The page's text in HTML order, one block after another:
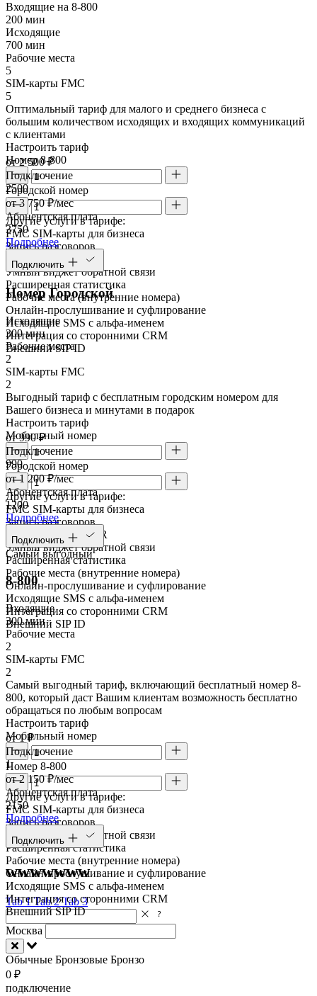
Входящие на 8-800
200 мин
Исходящие
700 мин
Рабочие места
5
SIM-карты FMC
5
Оптимальный тариф для малого и среднего бизнеса с
большим количеством исходящих и входящих коммуникаций
с клиентами
Настроить тариф
Номер 8-800
Городской номер
Другие услуги в тарифе:
FMC SIM-карты для бизнеса
Запись разговоров
Речевая аналитика
Умный виджет обратной связи
Расширенная статистика
Рабочие места (внутренние номера)
Онлайн-прослушивание и суфлирование
Исходящие SMS с альфа-именем
Интеграция со сторонними CRM
Внешний SIP ID
от 2 500 ₽
Подключение
2500
от 3 750 ₽/мес
Абонентская плата
3750
Подробнее
Подключить
Номер Городской
Исходящие
300 мин
Рабочие места
2
SIM-карты FMC
2
Выгодный тариф с бесплатным городским номером для
Вашего бизнеса и минутами в подарок
Настроить тариф
Мобильный номер
Городской номер
Другие услуги в тарифе:
FMC SIM-карты для бизнеса
Запись разговоров
Голосовое меню IVR
Умный виджет обратной связи
Расширенная статистика
Рабочие места (внутренние номера)
Онлайн-прослушивание и суфлирование
Исходящие SMS с альфа-именем
Интеграция со сторонними CRM
Внешний SIP ID
от 990 ₽
Подключение
990
от 1 200 ₽/мес
Абонентская плата
1200
Подробнее
Подключить
Самый выгодный
8-800
Входящие
300 мин
Рабочие места
2
SIM-карты FMC
2
Самый выгодный тариф, включающий бесплатный номер 8-
800, который даст Вашим клиентам возможность бесплатно
обращаться по любым вопросам
Настроить тариф
Мобильный номер
Номер 8-800
Другие услуги в тарифе:
FMC SIM-карты для бизнеса
Запись разговоров
Умный виджет обратной связи
Расширенная статистика
Рабочие места (внутренние номера)
Онлайн-прослушивание и суфлирование
Исходящие SMS с альфа-именем
Интеграция со сторонними CRM
Внешний SIP ID
от 1 ₽
Подключение
1
от 2 150 ₽/мес
Абонентская плата
2150
Подробнее
Подключить
wwwwwww
Tab 1Tab 2Tab 3
Москва
Обычные Бронзовые Бронзо
0 ₽
подключение